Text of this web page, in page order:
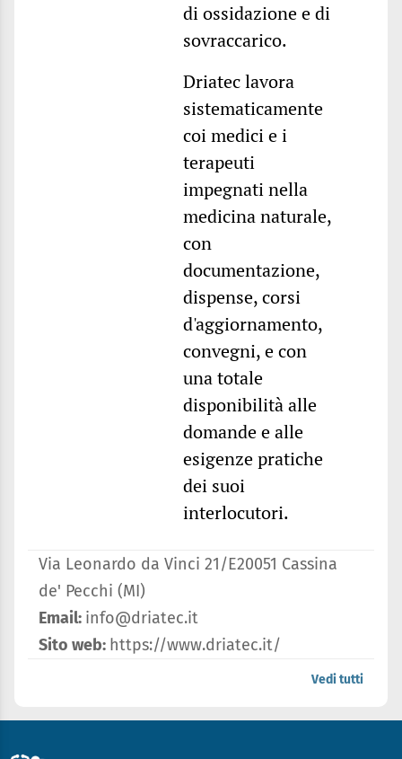
di ossidazione e di
sovraccarico.
Driatec lavora
sistematicamente
coi medici e i
terapeuti
impegnati nella
medicina naturale,
con
documentazione,
dispense, corsi
d'aggiornamento,
convegni, e con
una totale
disponibilità alle
domande e alle
esigenze pratiche
dei suoi
interlocutori.
Via Leonardo da Vinci 21/E20051 Cassina
de' Pecchi (MI)
Email: info@driatec.it
Sito web: https://www.driatec.it/
Vedi tutti